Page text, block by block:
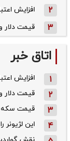
2 افزایش
3 قیمت دلار و قیمت
اتاق خبر
1 افزایش
2 قیمت دلار و قیمت
3 قیمت سکه و قیمت
4 این لژیونر